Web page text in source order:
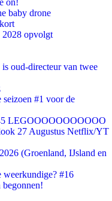
on!
baby drone
2028 opvolgt
oud-directeur van twee
#1 voor de
LEGOOOOOOOOOOO
27 Augustus Netflix/YT
(Groenland, IJsland en
weerkundige? #16